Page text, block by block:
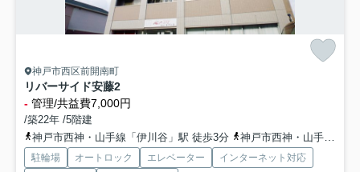
神戸市西区前開南町
リバーサイド安藤2
- 管理/共益費7,000円
/築22年 /5階建
神戸市西神・山手線「伊川谷」駅 徒歩3分
神戸市西神・山手線「学園都市」駅 徒歩19分
駐輪場 オートロック エレベーター
インターネット対応